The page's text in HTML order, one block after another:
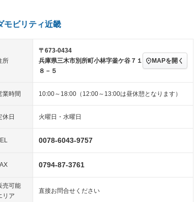
装備略号／用語解説
) － ポータブルナビ
3列シート － ベンチシート
後席モニター － 電動リアゲート
全周囲カメラ
ビリティ近畿
所
〒673-0434
兵庫県三木市別所町小林字釜ケ谷７１
８－５
MAPを開く
業時間 10:00～18:00（12:00～13:00は昼休憩となります）
休日 火曜日・水曜日
0078-6043-9757
0794-87-3761
売可能
リア
直接お問合せください